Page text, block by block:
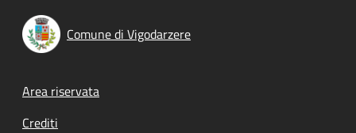
Comune di Vigodarzere
Footer menu
Area riservata
Crediti